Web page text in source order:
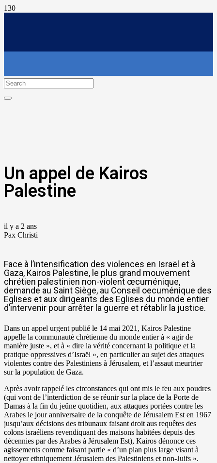
Un appel de Kairos
Palestine
il y a 2 ans
Pax Christi
Face à l’intensification des violences en Israël et à
Gaza, Kairos Palestine, le plus grand mouvement
chrétien palestinien non-violent œcuménique,
demande au Saint Siège, au Conseil oecuménique des
Eglises et aux dirigeants des Eglises du monde entier
d’intervenir pour arrêter la guerre et rétablir la justice.
Dans un appel urgent publié le 14 mai 2021, Kairos Palestine
appelle la communauté chrétienne du monde entier à « agir de
manière juste », et à « dire la vérité concernant la politique et la
pratique oppressives d’Israël », en particulier au sujet des attaques
violentes contre des Palestiniens à Jérusalem, et l’assaut meurtrier
sur la population de Gaza.
Après avoir rappelé les circonstances qui ont mis le feu aux poudres
(qui vont de l’interdiction de se réunir sur la place de la Porte de
Damas à la fin du jeûne quotidien, aux attaques portées contre les
Arabes le jour anniversaire de la conquête de Jérusalem Est en 1967
jusqu’aux décisions des tribunaux faisant droit aus requêtes des
colons israéliens revendiquant des maisons habitées depuis des
décennies par des Arabes à Jérusalem Est), Kairos dénonce ces
agissements comme faisant partie « d’un plan plus large visant à
nettoyer ethniquement Jérusalem des Palestiniens et non-Juifs ».